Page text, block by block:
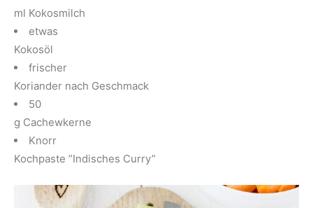
ml Kokosmilch
etwas
Kokosöl
frischer
Koriander nach Geschmack
50
g Cachewkerne
Knorr
Kochpaste ”Indisches Curry”